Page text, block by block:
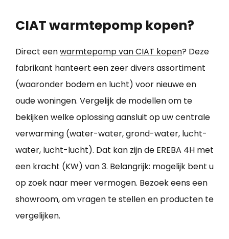
CIAT warmtepomp kopen?
Direct eenwarmtepomp van CIAT kopen? Deze
fabrikant hanteert een zeer divers assortiment
(waaronder bodem en lucht) voor nieuwe en
oude woningen. Vergelijk de modellen om te
bekijken welke oplossing aansluit op uw centrale
verwarming (water-water, grond-water, lucht-
water, lucht-lucht). Dat kan zijn de EREBA 4H met
een kracht (KW) van 3. Belangrijk: mogelijk bent u
op zoek naar meer vermogen. Bezoek eens een
showroom, om vragen te stellen en producten te
vergelijken.